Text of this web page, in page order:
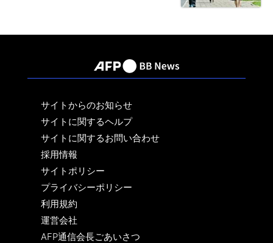
サイトからのお知らせ
サイトに関するヘルプ
サイトに関するお問い合わせ
採用情報
サイトポリシー
プライバシーポリシー
利用規約
運営会社
AFP通信会長ごあいさつ